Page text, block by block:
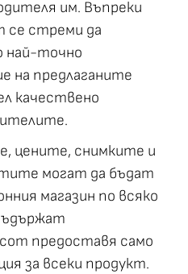
им. Въпреки
се стреми да
най-точно
на предлаганите
качествено
цените, снимките и
могат да бъдат
магазин по всяко
предоставя само
за всеки продукт.